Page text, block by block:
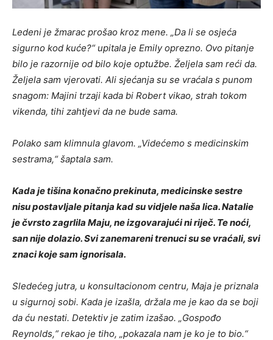
Ledeni je žmarac prošao kroz mene. „Da li se osjeća
sigurno kod kuće?“ upitala je Emily oprezno. Ovo pitanje
bilo je razornije od bilo koje optužbe. Željela sam reći da.
Željela sam vjerovati. Ali sjećanja su se vraćala s punom
snagom: Majini trzaji kada bi Robert vikao, strah tokom
vikenda, tihi zahtjevi da ne bude sama.
Polako sam klimnula glavom. „Videćemo s medicinskim
sestrama,“ šaptala sam.
Kada je tišina konačno prekinuta, medicinske sestre
nisu postavljale pitanja kad su vidjele naša lica. Natalie
je čvrsto zagrlila Maju, ne izgovarajući ni riječ. Te noći,
san nije dolazio. Svi zanemareni trenuci su se vraćali, svi
znaci koje sam ignorisala.
Sledećeg jutra, u konsultacionom centru, Maja je priznala
u sigurnoj sobi. Kada je izašla, držala me je kao da se boji
da ću nestati. Detektiv je zatim izašao. „Gospođo
Reynolds,“ rekao je tiho, „pokazala nam je ko je to bio.“